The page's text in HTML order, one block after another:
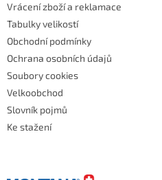
Vrácení zboží a reklamace
Tabulky velikostí
Obchodní podmínky
Ochrana osobních údajů
Soubory cookies
Velkoobchod
Slovník pojmů
Ke stažení